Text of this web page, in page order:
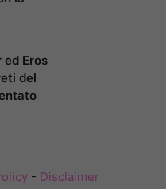
ed Eros
del
- Disclaimer